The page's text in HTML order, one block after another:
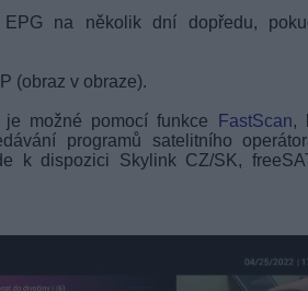
EPG na několik dní dopředu,
(obraz v obraze).
je možné pomocí funkce FastScan,
programů satelitního
k dispozici Skylink CZ/SK,